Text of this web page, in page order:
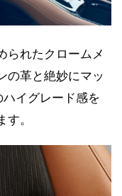
られたクロームメ
の革と絶妙にマッ
イグレード感を
。